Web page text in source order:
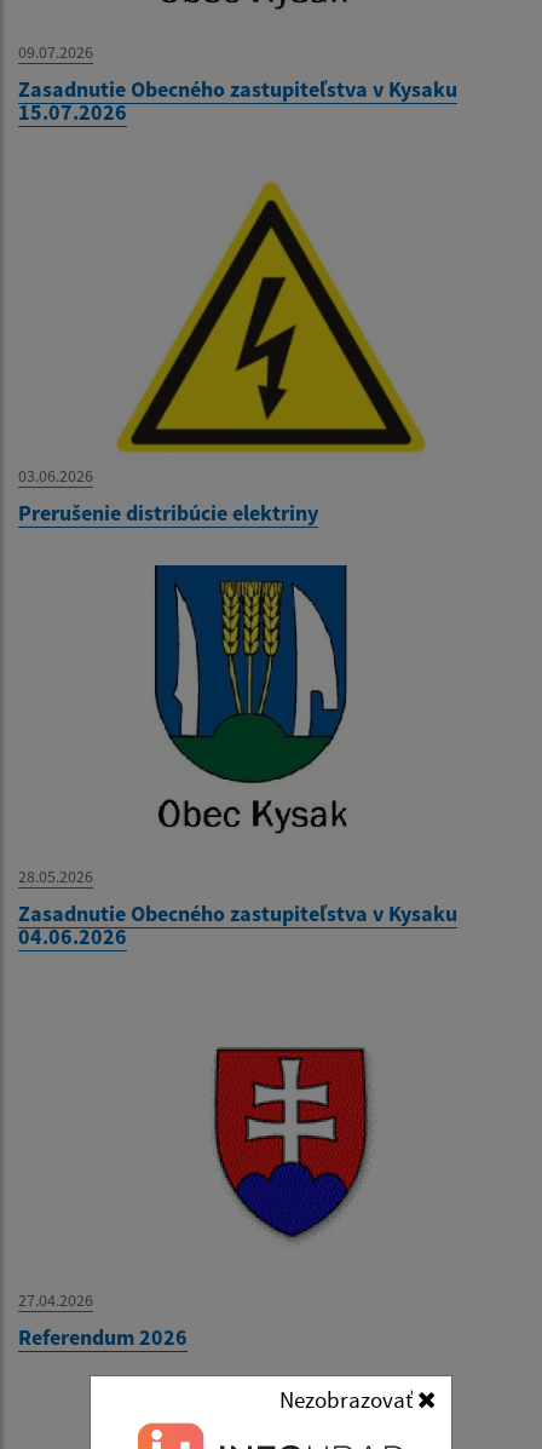
Nezobrazovať
09.07.2026
Zasadnutie Obecného zastupiteľstva v Kysaku
15.07.2026
03.06.2026
Prerušenie distribúcie elektriny
28.05.2026
Zasadnutie Obecného zastupiteľstva v Kysaku
04.06.2026
27.04.2026
Referendum 2026